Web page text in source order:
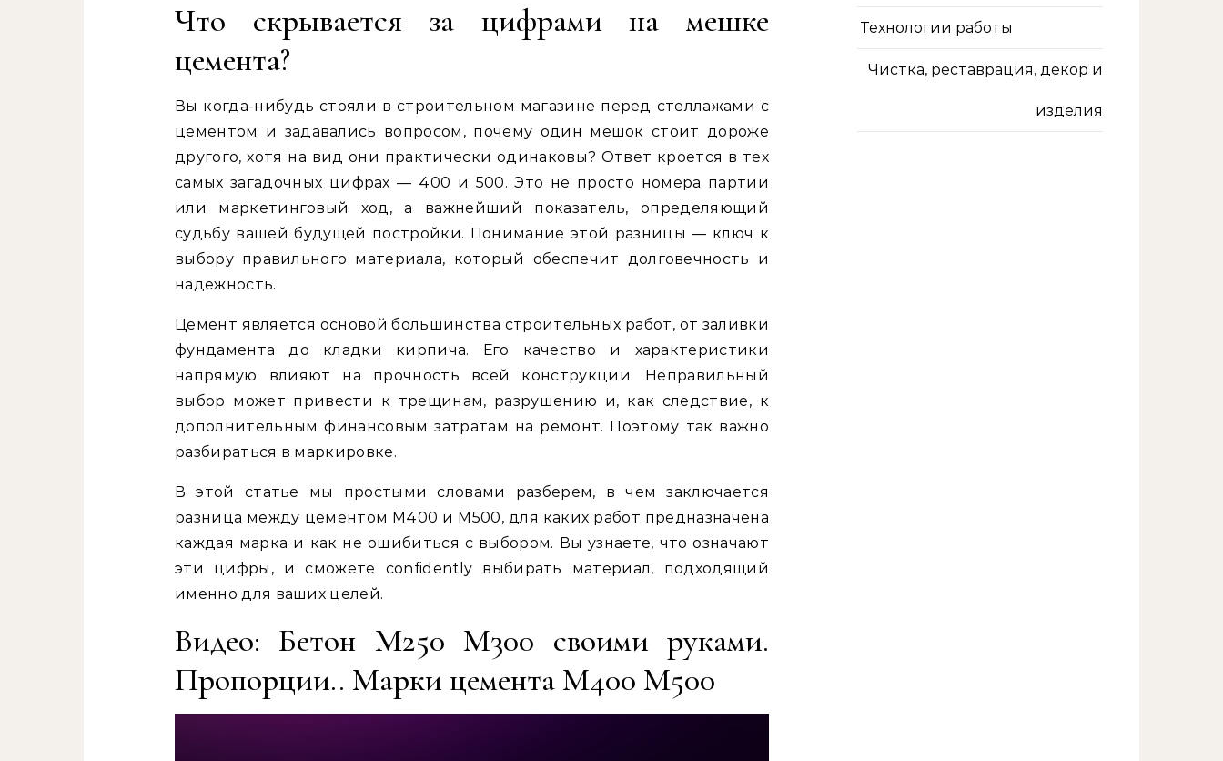
Что скрывается за цифрами на мешке
цемента?
Вы когда-нибудь стояли в строительном магазине перед стеллажами с
цементом и задавались вопросом, почему один мешок стоит дороже
другого, хотя на вид они практически одинаковы? Ответ кроется в тех
самых загадочных цифрах — 400 и 500. Это не просто номера партии
или маркетинговый ход, а важнейший показатель, определяющий
судьбу вашей будущей постройки. Понимание этой разницы — ключ к
выбору правильного материала, который обеспечит долговечность и
надежность.
Цемент является основой большинства строительных работ, от заливки
фундамента до кладки кирпича. Его качество и характеристики
напрямую влияют на прочность всей конструкции. Неправильный
выбор может привести к трещинам, разрушению и, как следствие, к
дополнительным финансовым затратам на ремонт. Поэтому так важно
разбираться в маркировке.
В этой статье мы простыми словами разберем, в чем заключается
разница между цементом М400 и М500, для каких работ предназначена
каждая марка и как не ошибиться с выбором. Вы узнаете, что означают
эти цифры, и сможете confidently выбирать материал, подходящий
именно для ваших целей.
Видео: Бетон М250 М300 своими руками.
Пропорции.. Марки цемента М400 М500
Технологии работы
Чистка, реставрация, декор и
изделия